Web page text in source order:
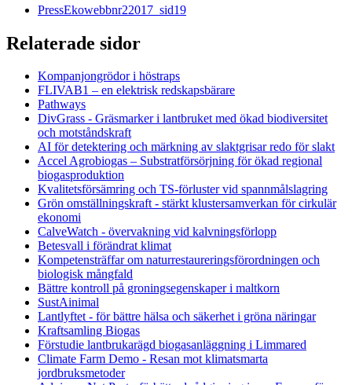
PressEkowebbnr22017_sid19
Relaterade sidor
Kompanjongrödor i höstraps
FLIVAB1 – en elektrisk redskapsbärare
Pathways
DivGrass - Gräsmarker i lantbruket med ökad biodiversitet
och motståndskraft
AI för detektering och märkning av slaktgrisar redo för slakt
Accel Agrobiogas – Substratförsörjning för ökad regional
biogasproduktion
Kvalitetsförsämring och TS-förluster vid spannmålslagring
Grön omställningskraft - stärkt klustersamverkan för cirkulär
ekonomi
CalveWatch - övervakning vid kalvningsförlopp
Betesvall i förändrat klimat
Kompetensträffar om naturrestaureringsförordningen och
biologisk mångfald
Bättre kontroll på groningsegenskaper i maltkorn
SustAinimal
Lantlyftet - för bättre hälsa och säkerhet i gröna näringar
Kraftsamling Biogas
Förstudie lantbrukarägd biogasanläggning i Limmared
Climate Farm Demo - Resan mot klimatsmarta
jordbruksmetoder